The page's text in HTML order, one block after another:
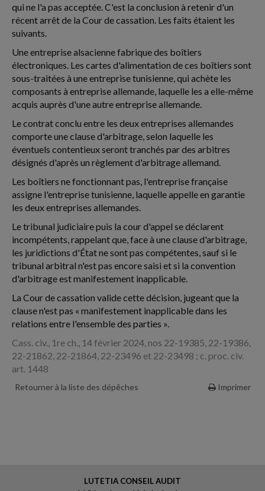
qui ne l'a pas acceptée. C'est la conclusion à retenir d'un
récent arrêt de la Cour de cassation. Les faits étaient les
suivants.
Une entreprise alsacienne fabrique des boîtiers
électroniques. Les cartes d'alimentation de ces boîtiers sont
sous-traitées à une entreprise tunisienne, qui achète les
composants à entreprise allemande, laquelle les a elle-même
acquis auprès d'une autre entreprise allemande.
Le contrat conclu entre les deux entreprises allemandes
comporte une clause d'arbitrage, selon laquelle les
éventuels contentieux seront tranchés par des arbitres
désignés d'après un règlement d'arbitrage allemand.
Les boîtiers ne fonctionnant pas, l'entreprise française
assigne l'entreprise tunisienne, laquelle appelle en garantie
les deux entreprises allemandes.
Le tribunal judiciaire puis la cour d'appel se déclarent
incompétents, rappelant que, face à une clause d'arbitrage,
les juridictions d'État ne sont pas compétentes, sauf si le
tribunal arbitral n'est pas encore saisi et si la convention
d'arbitrage est manifestement inapplicable.
La Cour de cassation valide cette décision, jugeant que la
clause n'est pas « manifestement inapplicable dans les
relations entre l'ensemble des parties ».
Cass. civ., 1re ch., 14 février 2024, nos 22-19385, 22-19386,
22-21862, 22-21864, 22-23496 et 22-23498 ; c. proc. civ.
art. 1448
Retourner à la liste des dépêches Imprimer
LUTETIA CONSEIL AUDIT